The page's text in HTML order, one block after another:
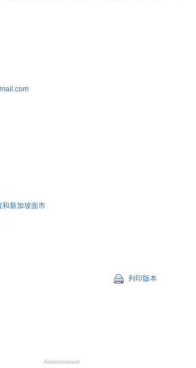
和新加坡面市
列印版本
Advertisement